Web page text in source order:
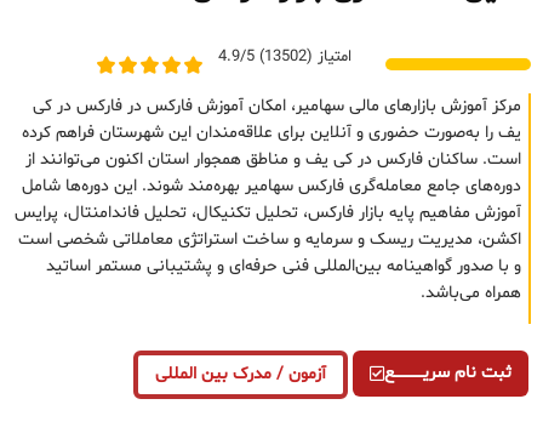
امتیاز (13502) 4.9/5
مرکز آموزش بازارهای مالی سهامیر، امکان آموزش فارکس در فارکس در کی
یف را به‌صورت حضوری و آنلاین برای علاقه‌مندان این شهرستان فراهم کرده
است. ساکنان فارکس در کی یف و مناطق همجوار استان اکنون می‌توانند از
دوره‌های جامع معامله‌گری فارکس سهامیر بهره‌مند شوند. این دوره‌ها شامل
آموزش مفاهیم پایه بازار فارکس، تحلیل تکنیکال، تحلیل فاندامنتال، پرایس
اکشن، مدیریت ریسک و سرمایه و ساخت استراتژی معاملاتی شخصی است
و با صدور گواهینامه بین‌المللی فنی حرفه‌ای و پشتیبانی مستمر اساتید
همراه می‌باشد.
ثبت نام سریــــــــــــع آزمون / مدرک بین المللی